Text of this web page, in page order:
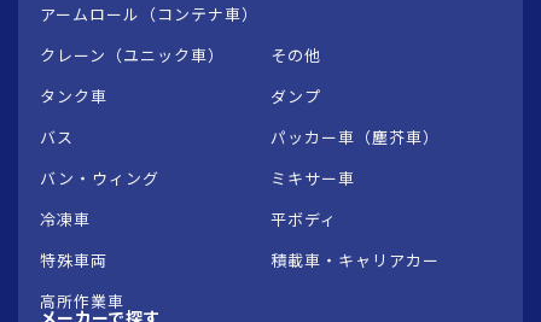
アームロール（コンテナ車）
クレーン（ユニック車）
その他
タンク車
ダンプ
バス
パッカー車（塵芥車）
バン・ウィング
ミキサー車
冷凍車
平ボディ
特殊車両
積載車・キャリアカー
高所作業車
メーカーで探す